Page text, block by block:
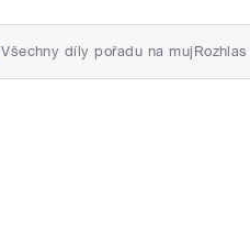
Všechny díly pořadu na mujRozhlas